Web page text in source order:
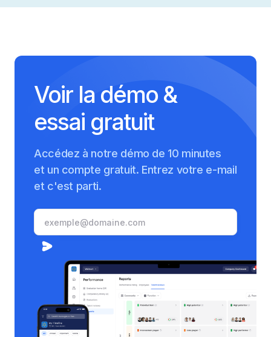
Voir la démo &
essai gratuit
Accédez à notre démo de 10 minutes
et un compte gratuit. Entrez votre e-mail
et c'est parti.